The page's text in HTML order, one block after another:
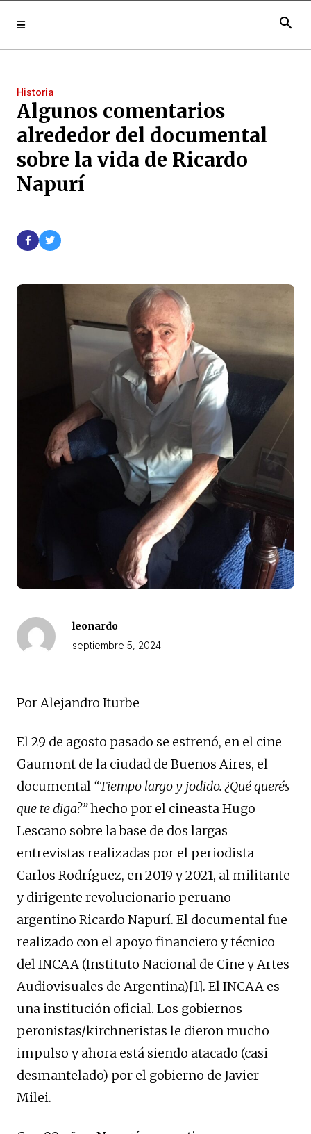
search
Historia
Algunos comentarios
alrededor del documental
sobre la vida de Ricardo
Napurí
leonardo
septiembre 5, 2024
Por Alejandro Iturbe
El 29 de agosto pasado se estrenó, en el cine
Gaumont de la ciudad de Buenos Aires, el
documental “Tiempo largo y jodido. ¿Qué querés
que te diga?”hecho por el cineasta Hugo
Lescano sobre la base de dos largas
entrevistas realizadas por el periodista
Carlos Rodríguez, en 2019 y 2021, al militante
y dirigente revolucionario peruano-
argentino Ricardo Napurí. El documental fue
realizado con el apoyo financiero y técnico
del INCAA (Instituto Nacional de Cine y Artes
Audiovisuales de Argentina)[1]. El INCAA es
una institución oficial. Los gobiernos
peronistas/kirchneristas le dieron mucho
impulso y ahora está siendo atacado (casi
desmantelado) por el gobierno de Javier
Milei.